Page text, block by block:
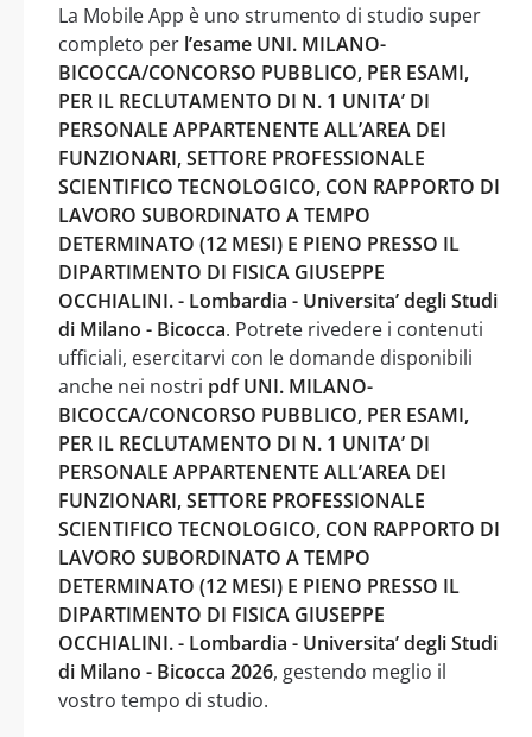
La Mobile App è uno strumento di studio super
completo per l’esame UNI. MILANO-
BICOCCA/CONCORSO PUBBLICO, PER ESAMI,
PER IL RECLUTAMENTO DI N. 1 UNITA’ DI
PERSONALE APPARTENENTE ALL’AREA DEI
FUNZIONARI, SETTORE PROFESSIONALE
SCIENTIFICO TECNOLOGICO, CON RAPPORTO DI
LAVORO SUBORDINATO A TEMPO
DETERMINATO (12 MESI) E PIENO PRESSO IL
DIPARTIMENTO DI FISICA GIUSEPPE
OCCHIALINI. - Lombardia - Universita’ degli Studi
di Milano - Bicocca. Potrete rivedere i contenuti
ufficiali, esercitarvi con le domande disponibili
anche nei nostri pdf UNI. MILANO-
BICOCCA/CONCORSO PUBBLICO, PER ESAMI,
PER IL RECLUTAMENTO DI N. 1 UNITA’ DI
PERSONALE APPARTENENTE ALL’AREA DEI
FUNZIONARI, SETTORE PROFESSIONALE
SCIENTIFICO TECNOLOGICO, CON RAPPORTO DI
LAVORO SUBORDINATO A TEMPO
DETERMINATO (12 MESI) E PIENO PRESSO IL
DIPARTIMENTO DI FISICA GIUSEPPE
OCCHIALINI. - Lombardia - Universita’ degli Studi
di Milano - Bicocca 2026, gestendo meglio il
vostro tempo di studio.